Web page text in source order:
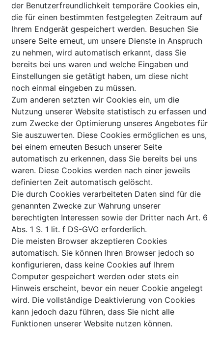
der Benutzerfreundlichkeit temporäre Cookies ein,
die für einen bestimmten festgelegten Zeitraum auf
Ihrem Endgerät gespeichert werden. Besuchen Sie
unsere Seite erneut, um unsere Dienste in Anspruch
zu nehmen, wird automatisch erkannt, dass Sie
bereits bei uns waren und welche Eingaben und
Einstellungen sie getätigt haben, um diese nicht
noch einmal eingeben zu müssen.
Zum anderen setzten wir Cookies ein, um die
Nutzung unserer Website statistisch zu erfassen und
zum Zwecke der Optimierung unseres Angebotes für
Sie auszuwerten. Diese Cookies ermöglichen es uns,
bei einem erneuten Besuch unserer Seite
automatisch zu erkennen, dass Sie bereits bei uns
waren. Diese Cookies werden nach einer jeweils
definierten Zeit automatisch gelöscht.
Die durch Cookies verarbeiteten Daten sind für die
genannten Zwecke zur Wahrung unserer
berechtigten Interessen sowie der Dritter nach Art. 6
Abs. 1 S. 1 lit. f DS-GVO erforderlich.
Die meisten Browser akzeptieren Cookies
automatisch. Sie können Ihren Browser jedoch so
konfigurieren, dass keine Cookies auf Ihrem
Computer gespeichert werden oder stets ein
Hinweis erscheint, bevor ein neuer Cookie angelegt
wird. Die vollständige Deaktivierung von Cookies
kann jedoch dazu führen, dass Sie nicht alle
Funktionen unserer Website nutzen können.